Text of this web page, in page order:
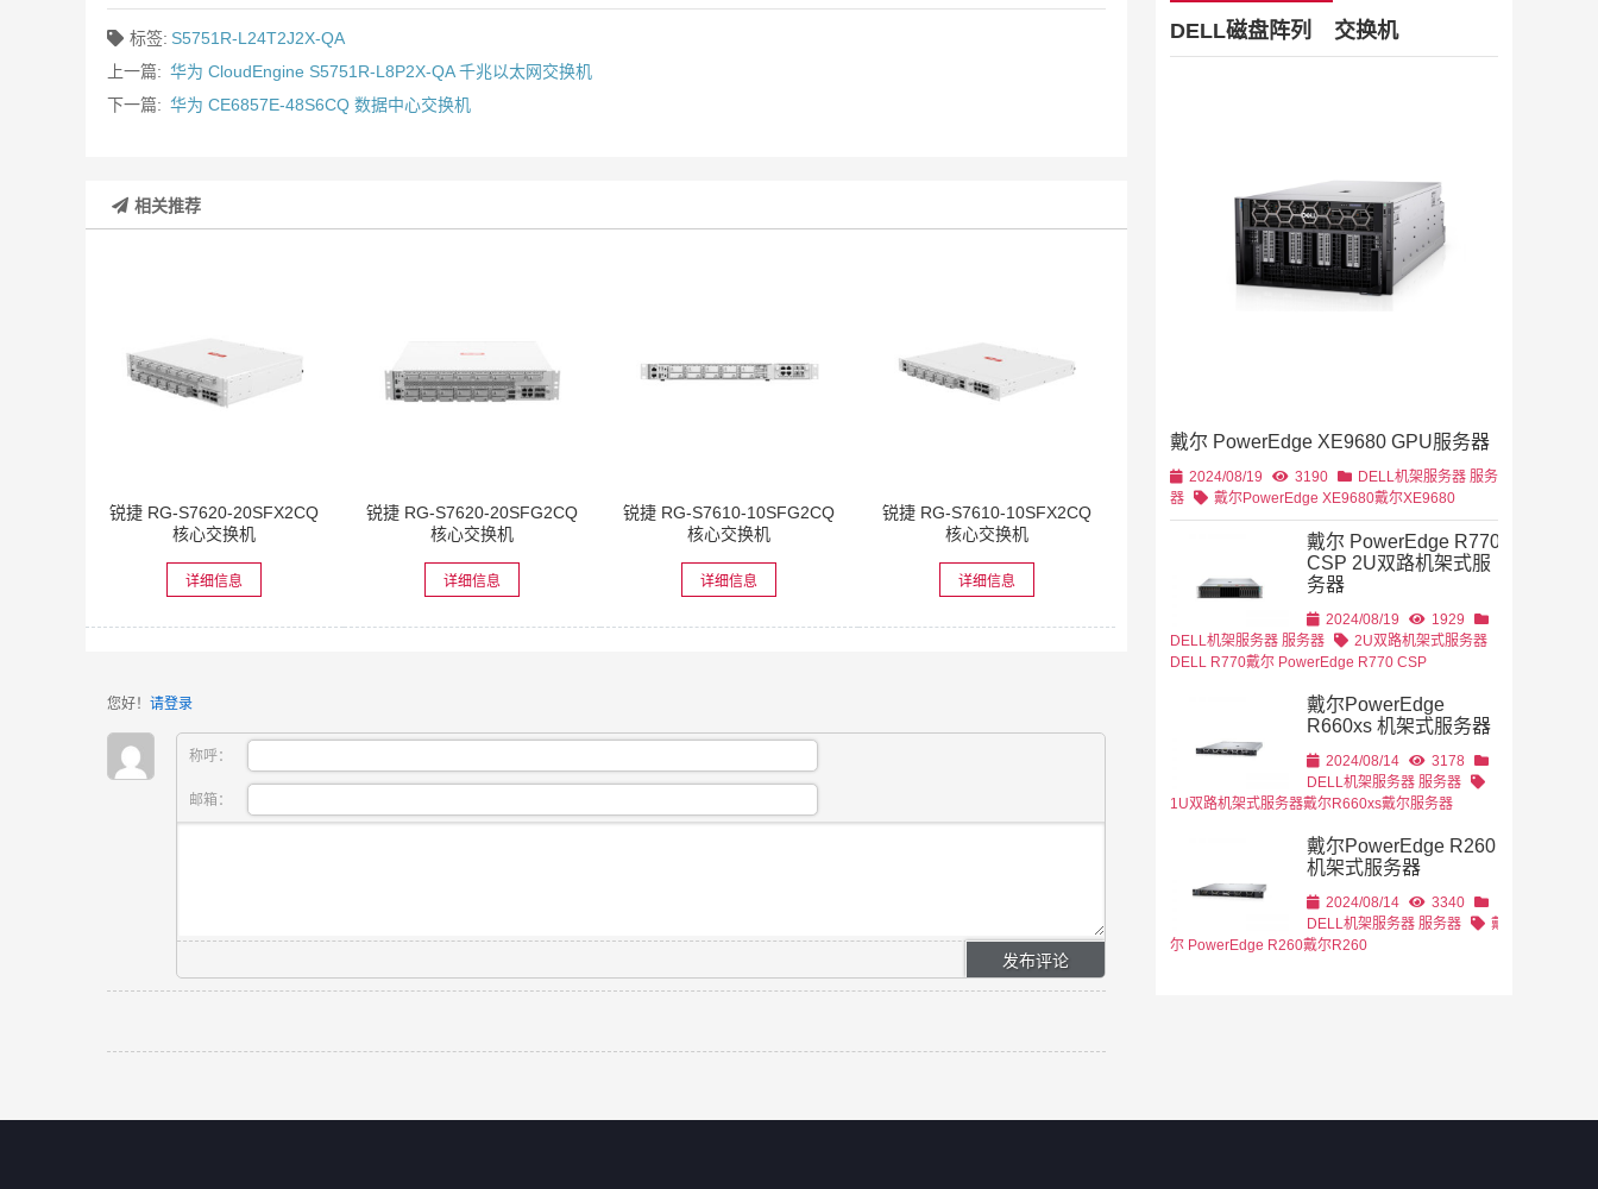
标签: S5751R-L24T2J2X-QA
上一篇: 华为 CloudEngine S5751R-L8P2X-QA 千兆以太网交换机
下一篇: 华为 CE6857E-48S6CQ 数据中心交换机
相关推荐
锐捷 RG-S7620-20SFX2CQ
核心交换机
详细信息
锐捷 RG-S7620-20SFG2CQ
核心交换机
详细信息
锐捷 RG-S7610-10SFG2CQ
核心交换机
详细信息
锐捷 RG-S7610-10SFX2CQ
核心交换机
详细信息
您好！ 请登录
称呼：
邮箱：
DELL磁盘阵列 交换机
戴尔 PowerEdge XE9680 GPU服务器
2024/08/19 3190 DELL机架服务器 服务
器
戴尔PowerEdge XE9680戴尔XE9680
戴尔 PowerEdge R770
CSP 2U双路机架式服
务器
2024/08/19
1929
DELL机架服务器 服务器
2U双路机架式服务器
DELL R770戴尔 PowerEdge R770 CSP
戴尔PowerEdge
R660xs 机架式服务器
2024/08/14
3178
DELL机架服务器 服务器
1U双路机架式服务器戴尔R660xs戴尔服务器
戴尔PowerEdge R260
机架式服务器
2024/08/14
3340
DELL机架服务器 服务器
戴
尔 PowerEdge R260戴尔R260